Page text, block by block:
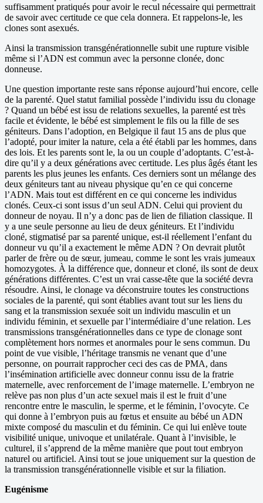
suffisamment pratiqués pour avoir le recul nécessaire qui permettrait
de savoir avec certitude ce que cela donnera. Et rappelons-le, les
clones sont asexués.
Ainsi la transmission transgénérationnelle subit une rupture visible
même si l’ADN est commun avec la personne clonée, donc
donneuse.
Une question importante reste sans réponse aujourd’hui encore, celle
de la parenté. Quel statut familial possède l’individu issu du clonage
? Quand un bébé est issu de relations sexuelles, la parenté est très
facile et évidente, le bébé est simplement le fils ou la fille de ses
géniteurs. Dans l’adoption, en Belgique il faut 15 ans de plus que
l’adopté, pour imiter la nature, cela a été établi par les hommes, dans
des lois. Et les parents sont le, la ou un couple d’adoptants. C’est-à-
dire qu’il y a deux générations avec certitude. Les plus âgés étant les
parents les plus jeunes les enfants. Ces derniers sont un mélange des
deux géniteurs tant au niveau physique qu’en ce qui concerne
l’ADN. Mais tout est différent en ce qui concerne les individus
clonés. Ceux-ci sont issus d’un seul ADN. Celui qui provient du
donneur de noyau. Il n’y a donc pas de lien de filiation classique. Il
y a une seule personne au lieu de deux géniteurs. Et l’individu
cloné, stigmatisé par sa parenté unique, est-il réellement l’enfant du
donneur vu qu’il a exactement le même ADN ? On devrait plutôt
parler de frère ou de sœur, jumeau, comme le sont les vrais jumeaux
homozygotes. À la différence que, donneur et cloné, ils sont de deux
générations différentes. C’est un vrai casse-tête que la société devra
résoudre. Ainsi, le clonage va déconstruire toutes les constructions
sociales de la parenté, qui sont établies avant tout sur les liens du
sang et la transmission sexuée soit un individu masculin et un
individu féminin, et sexuelle par l’intermédiaire d’une relation. Les
transmissions transgénérationnelles dans ce type de clonage sont
complètement hors normes et anormales pour le sens commun. Du
point de vue visible, l’héritage transmis ne venant que d’une
personne, on pourrait rapprocher ceci des cas de PMA, dans
l’insémination artificielle avec donneur connu issu de la fratrie
maternelle, avec renforcement de l’image maternelle. L’embryon ne
relève pas non plus d’un acte sexuel mais il est le fruit d’une
rencontre entre le masculin, le sperme, et le féminin, l’ovocyte. Ce
qui donne à l’embryon puis au fœtus et ensuite au bébé un ADN
mixte composé du masculin et du féminin. Ce qui lui enlève toute
visibilité unique, univoque et unilatérale. Quant à l’invisible, le
culturel, il s’apprend de la même manière que pout tout embryon
naturel ou artificiel. Ainsi tout se joue uniquement sur la question de
la transmission transgénérationnelle visible et sur la filiation.
Eugénisme